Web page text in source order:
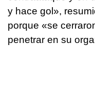
y hace gol»,
porque «se
penetrar en su